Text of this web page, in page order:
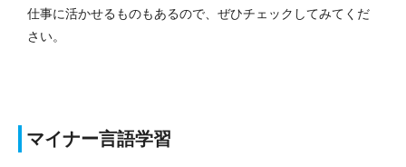
仕事に活かせるものもあるので、ぜひチェックしてみてくだ
さい。
マイナー言語学習